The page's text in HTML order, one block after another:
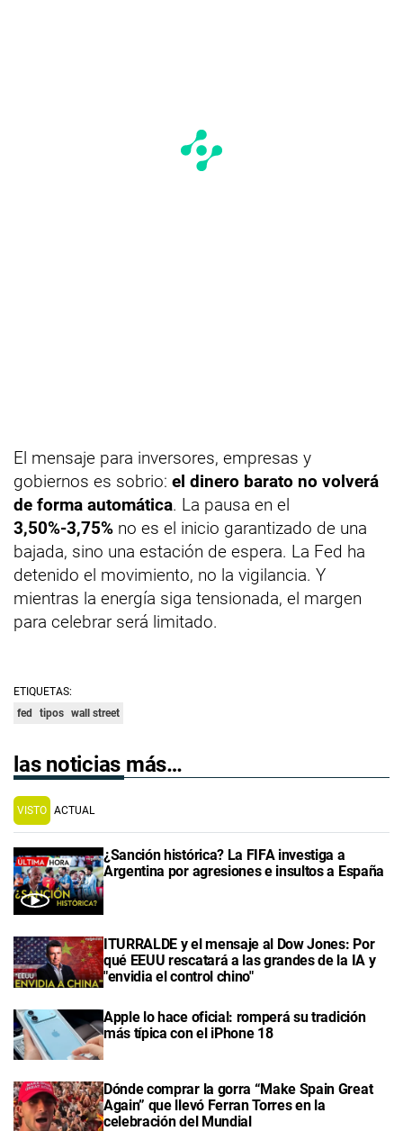
El mensaje para inversores, empresas y
gobiernos es sobrio: el dinero barato no volverá
de forma automática. La pausa en el
3,50%-3,75% no es el inicio garantizado de una
bajada, sino una estación de espera. La Fed ha
detenido el movimiento, no la vigilancia. Y
mientras la energía siga tensionada, el margen
para celebrar será limitado.
ETIQUETAS:
fed
tipos wall street
las noticias más…
VISTO ACTUAL
¿Sanción histórica? La FIFA investiga a
Argentina por agresiones e insultos a España
ITURRALDE y el mensaje al Dow Jones: Por
qué EEUU rescatará a las grandes de la IA y
"envidia el control chino"
Apple lo hace oficial: romperá su tradición
más típica con el iPhone 18
Dónde comprar la gorra “Make Spain Great
Again” que llevó Ferran Torres en la
celebración del Mundial